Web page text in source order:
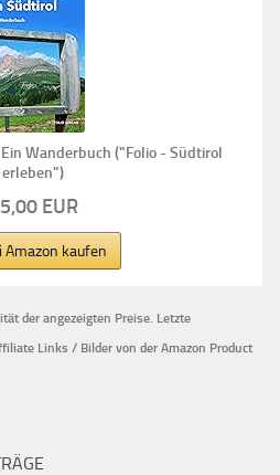
Wanderbuch ("Folio - Südtirol
erleben")
EUR
Amazon kaufen
der angezeigten Preise. Letzte
Links / Bilder von der Amazon Product